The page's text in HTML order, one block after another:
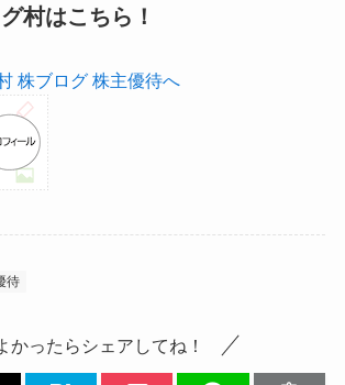
村はこちら！
待
かったらシェアしてね！